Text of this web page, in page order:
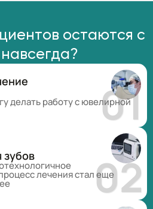
остаются с
делать работу с ювелирной
зубов
лечения стал еще